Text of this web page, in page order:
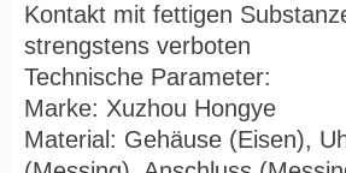
Kontakt mit fettigen
strengstens verboten
Technische Parameter:
Marke: Xuzhou Hongye
Material: Gehäuse (Eisen),